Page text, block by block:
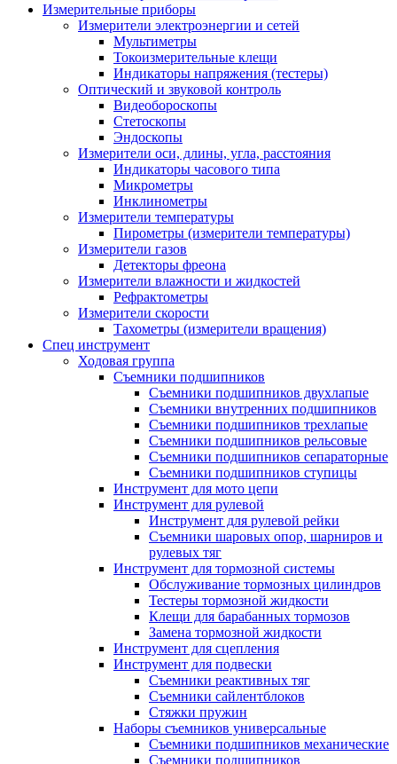
Измерительные приборы
Измерители электроэнергии и сетей
Мультиметры
Токоизмерительные клещи
Индикаторы напряжения (тестеры)
Оптический и звуковой контроль
Видеобороскопы
Стетоскопы
Эндоскопы
Измерители оси, длины, угла, расстояния
Индикаторы часового типа
Микрометры
Инклинометры
Измерители температуры
Пирометры (измерители температуры)
Измерители газов
Детекторы фреона
Измерители влажности и жидкостей
Рефрактометры
Измерители скорости
Тахометры (измерители вращения)
Спец инструмент
Ходовая группа
Съемники подшипников
Съемники подшипников двухлапые
Съемники внутренних подшипников
Съемники подшипников трехлапые
Съемники подшипников рельсовые
Съемники подшипников сепараторные
Съемники подшипников ступицы
Инструмент для мото цепи
Инструмент для рулевой
Инструмент для рулевой рейки
Съемники шаровых опор, шарниров и
рулевых тяг
Инструмент для тормозной системы
Обслуживание тормозных цилиндров
Тестеры тормозной жидкости
Клещи для барабанных тормозов
Замена тормозной жидкости
Инструмент для сцепления
Инструмент для подвески
Съемники реактивных тяг
Съемники сайлентблоков
Стяжки пружин
Наборы съемников универсальные
Съемники подшипников механические
Съемники подшипников